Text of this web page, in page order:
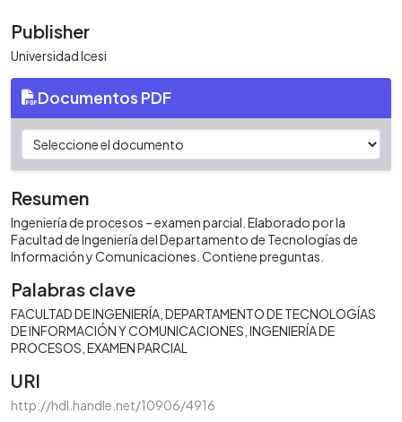
Publisher
Universidad Icesi
Documentos PDF
Resumen
Ingeniería de procesos – examen parcial. Elaborado por la
Facultad de Ingeniería del Departamento de Tecnologías de
Información y Comunicaciones. Contiene preguntas.
Palabras clave
FACULTAD DE INGENIERÍA DEPARTAMENTO DE TECNOLOGÍAS
DE INFORMACIÓN Y COMUNICACIONES INGENIERÍA DE
PROCESOS EXAMEN PARCIAL
URI
http://hdl.handle.net/10906/4916